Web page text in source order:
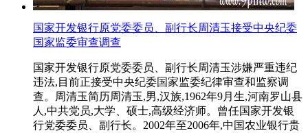
国家开发银行原党委委员、副行长周清玉接受中央纪委
国家监委审查调查
国家开发银行原党委委员、副行长周清玉涉嫌严重违纪
违法,目前正接受中央纪委国家监委纪律审查和监察调
查。周清玉简历周清玉,男,汉族,1962年9月生,河南罗山县
人,中共党员,大学、硕士,高级经济师。曾任国家开发银
行党委委员、副行长。2002年至2006年,中国农业银行贵